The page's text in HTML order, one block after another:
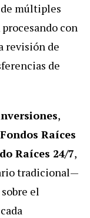
múltiples
con
revisión de
de
,
Fondos Raíces
Raíces 24/7,
tradicional—
el